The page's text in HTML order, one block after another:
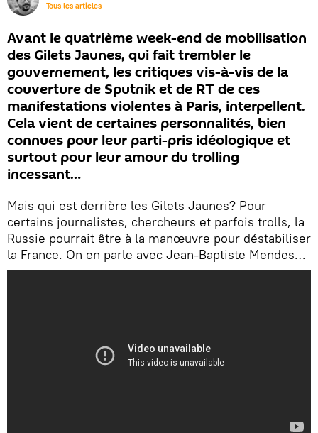
Tous les articles
Avant le quatrième week-end de mobilisation
des Gilets Jaunes, qui fait trembler le
gouvernement, les critiques vis-à-vis de la
couverture de Sputnik et de RT de ces
manifestations violentes à Paris, interpellent.
Cela vient de certaines personnalités, bien
connues pour leur parti-pris idéologique et
surtout pour leur amour du trolling
incessant…
Mais qui est derrière les Gilets Jaunes? Pour
certains journalistes, chercheurs et parfois trolls, la
Russie pourrait être à la manœuvre pour déstabiliser
la France. On en parle avec Jean-Baptiste Mendes…